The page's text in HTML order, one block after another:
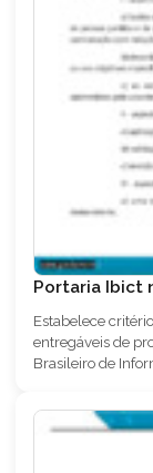
Portaria Ibict
Estabelece
entregáveis de
Brasileiro de